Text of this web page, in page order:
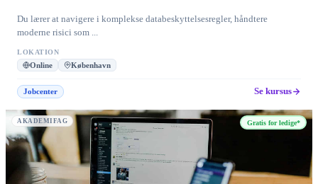
Du lærer at navigere i komplekse databeskyttelsesregler, håndtere
moderne risici som ...
LOKATION
Online København
Jobcenter Se kursus
AKADEMIFAG Gratis for ledige*